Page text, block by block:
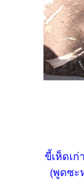
ขี้เห็ดเ
(พูดซะ